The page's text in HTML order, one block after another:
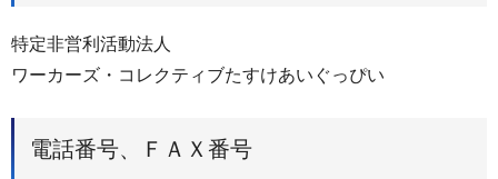
特定非営利活動法人
ワーカーズ・コレクティブたすけあいぐっぴい
電話番号、ＦＡＸ番号